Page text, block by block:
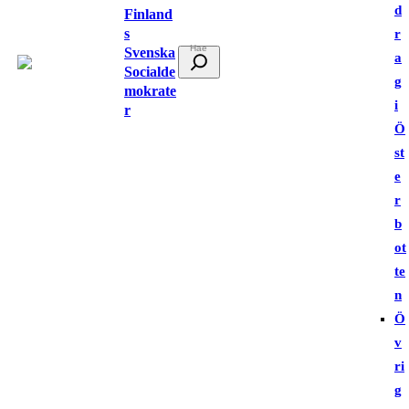
Finland
s
Svenska
Socialde
mokrate
r
ö
d
r
a
g
i
Ö
st
e
r
b
ot
te
n
Ö
v
ri
g